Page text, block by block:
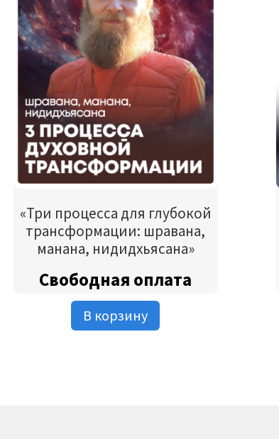
«Три процесса для глубокой
трансформации: шравана,
манана, нидидхьясана»
Свободная оплата
В корзину